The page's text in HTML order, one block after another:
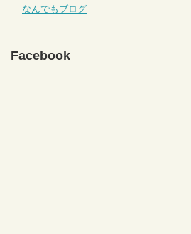
なんでもブログ
Facebook